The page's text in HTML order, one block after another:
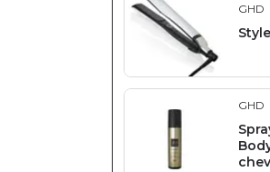
GHD
GHD